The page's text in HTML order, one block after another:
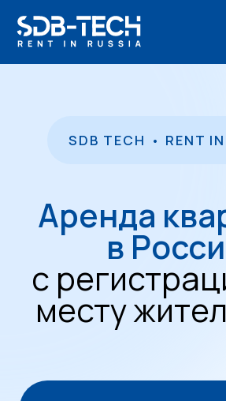
Аренда квартиры
с регистрацией по
месту жительства
Записаться на консультацию
EN